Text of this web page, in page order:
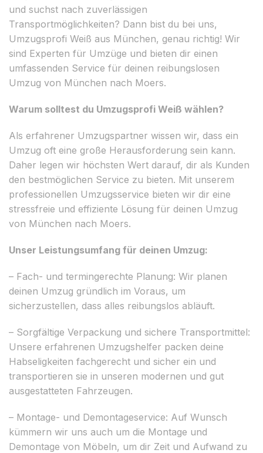
und suchst nach zuverlässigen
Transportmöglichkeiten? Dann bist du bei uns,
Umzugsprofi Weiß aus München, genau richtig! Wir
sind Experten für Umzüge und bieten dir einen
umfassenden Service für deinen reibungslosen
Umzug von München nach Moers.
Warum solltest du Umzugsprofi Weiß wählen?
Als erfahrener Umzugspartner wissen wir, dass ein
Umzug oft eine große Herausforderung sein kann.
Daher legen wir höchsten Wert darauf, dir als Kunden
den bestmöglichen Service zu bieten. Mit unserem
professionellen Umzugsservice bieten wir dir eine
stressfreie und effiziente Lösung für deinen Umzug
von München nach Moers.
Unser Leistungsumfang für deinen Umzug:
– Fach- und termingerechte Planung: Wir planen
deinen Umzug gründlich im Voraus, um
sicherzustellen, dass alles reibungslos abläuft.
– Sorgfältige Verpackung und sichere Transportmittel:
Unsere erfahrenen Umzugshelfer packen deine
Habseligkeiten fachgerecht und sicher ein und
transportieren sie in unseren modernen und gut
ausgestatteten Fahrzeugen.
– Montage- und Demontageservice: Auf Wunsch
kümmern wir uns auch um die Montage und
Demontage von Möbeln, um dir Zeit und Aufwand zu